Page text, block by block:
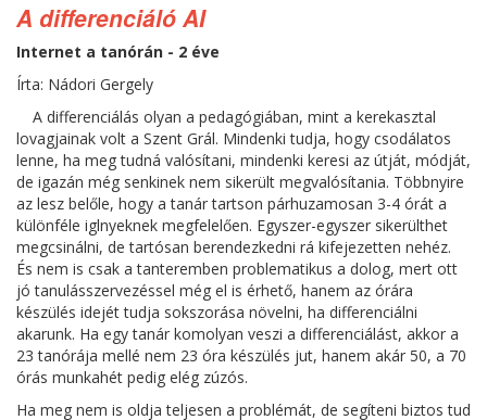
A differenciáló AI
Internet a tanórán - 2 éve
Írta: Nádori Gergely
A differenciálás olyan a pedagógiában, mint a kerekasztal
lovagjainak volt a Szent Grál. Mindenki tudja, hogy csodálatos
lenne, ha meg tudná valósítani, mindenki keresi az útját, módját,
de igazán még senkinek nem sikerült megvalósítania. Többnyire
az lesz belőle, hogy a tanár tartson párhuzamosan 3-4 órát a
különféle iglnyeknek megfelelően. Egyszer-egyszer sikerülthet
megcsinálni, de tartósan berendezkedni rá kifejezetten nehéz.
És nem is csak a tanteremben problematikus a dolog, mert ott
jó tanulásszervezéssel még el is érhető, hanem az órára
készülés idejét tudja sokszorása növelni, ha differenciálni
akarunk. Ha egy tanár komolyan veszi a differenciálást, akkor a
23 tanórája mellé nem 23 óra készülés jut, hanem akár 50, a 70
órás munkahét pedig elég zúzós.
Ha meg nem is oldja teljesen a problémát, de segíteni biztos tud